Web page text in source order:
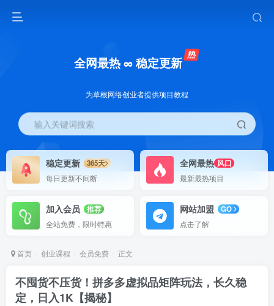
全网最热 ∞ 稳定更新
为草根网络创业者提供项目教程
输入关键词搜索
稳定更新
365天
每日更新不间断
全网最热 风口
最新最热项目
加入会员
推荐
全站免费，限时特惠
网站加盟
GO
点击了解
首页 创业课程 会员免费 正文
不囤货不压货！拼多多虚拟品矩阵玩法，长久稳
定，日入1K【揭秘】